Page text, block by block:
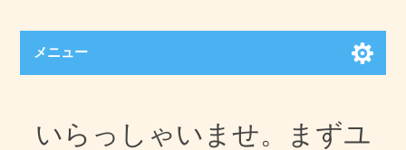
メニュー
いらっしゃいませ。まずユ